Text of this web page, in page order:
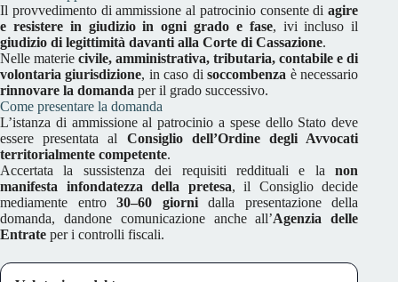
Il provvedimento di ammissione al patrocinio consente diagire
e resistere in giudizio in ogni grado e fase, ivi incluso il
giudizio di legittimità davanti alla Corte di Cassazione.
Nelle materiecivile, amministrativa, tributaria, contabile e di
volontaria giurisdizione, in caso disoccombenza è necessario
rinnovare la domanda per il grado successivo.
Come presentare la domanda
L’istanza di ammissione al patrocinio a spese dello Stato deve
essere presentata al Consiglio dell’Ordine degli Avvocati
territorialmente competente.
Accertata la sussistenza dei requisiti reddituali e lanon
manifesta infondatezza della pretesa, il Consiglio decide
mediamente entro30–60 giornidalla presentazione della
domanda, dandone comunicazione anche all’Agenzia delle
Entrate per i controlli fiscali.